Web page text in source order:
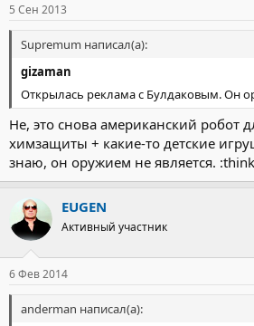
5 Сен 2013
Supremum написал(а):
gizaman
Открылась реклама с Булдаковым. Он
Не, это снова американский робот
химзащиты + какие-то детские
знаю, он оружием не является.
EUGEN
Активный участник
6 Фев 2014
anderman написал(а):